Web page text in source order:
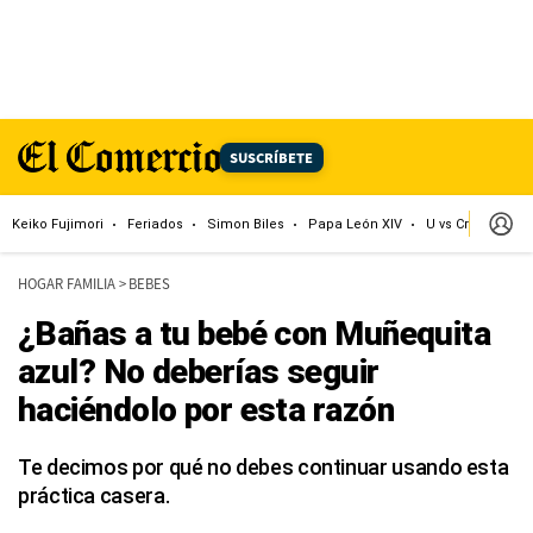
SUSCRÍBETE
Keiko Fujimori Feriados Simon Biles Papa León XIV U vs Cristal
HOGAR FAMILIA> BEBES
¿Bañas a tu bebé con Muñequita
azul? No deberías seguir
haciéndolo por esta razón
Te decimos por qué no debes continuar usando esta
práctica casera.